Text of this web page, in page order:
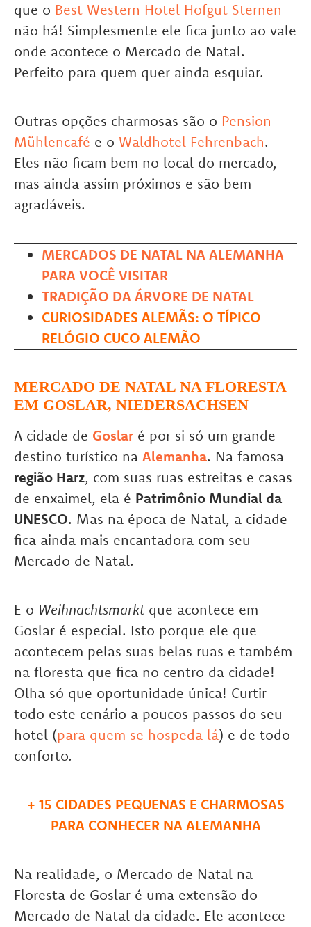
que o Best Western Hotel Hofgut Sternen
não há! Simplesmente ele fica junto ao vale
onde acontece o Mercado de Natal.
Perfeito para quem quer ainda esquiar.
Outras opções charmosas são o Pension
Mühlencafé e o Waldhotel Fehrenbach.
Eles não ficam bem no local do mercado,
mas ainda assim próximos e são bem
agradáveis.
MERCADOS DE NATAL NA ALEMANHA
PARA VOCÊ VISITAR
TRADIÇÃO DA ÁRVORE DE NATAL
CURIOSIDADES ALEMÃS: O TÍPICO
RELÓGIO CUCO ALEMÃO
MERCADO DE NATAL NA FLORESTA
EM GOSLAR, NIEDERSACHSEN
A cidade de Goslar é por si só um grande
destino turístico na Alemanha. Na famosa
região Harz, com suas ruas estreitas e casas
de enxaimel, ela é Patrimônio Mundial da
UNESCO. Mas na época de Natal, a cidade
fica ainda mais encantadora com seu
Mercado de Natal.
E o Weihnachtsmarktque acontece em
Goslar é especial. Isto porque ele que
acontecem pelas suas belas ruas e também
na floresta que fica no centro da cidade!
Olha só que oportunidade única! Curtir
todo este cenário a poucos passos do seu
hotel (para quem se hospeda lá) e de todo
conforto.
+ 15 CIDADES PEQUENAS E CHARMOSAS
PARA CONHECER NA ALEMANHA
Na realidade, o Mercado de Natal na
Floresta de Goslar é uma extensão do
Mercado de Natal da cidade. Ele acontece